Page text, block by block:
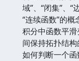
域”、“闭集”、
“连续函数”的
积分中函数平
间保持拓扑结
如何判断一个